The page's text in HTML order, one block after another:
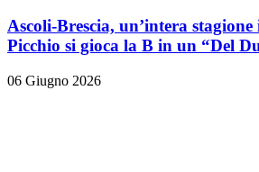
Ascoli-Brescia, un’intera
Picchio si gioca la B in un “Del
06 Giugno 2026